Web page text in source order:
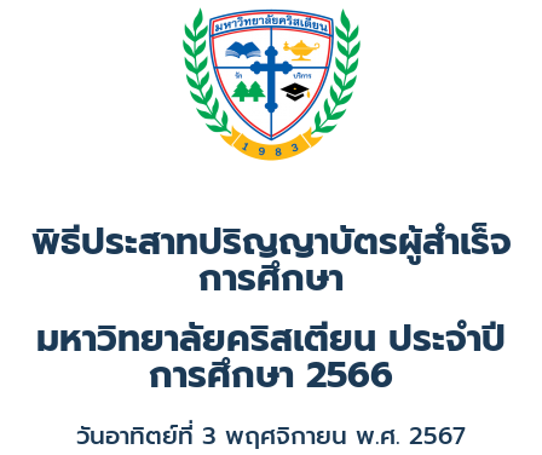
พิธีประสาทปริญญาบัตรผู้สำเร็จ
การศึกษา
มหาวิทยาลัยคริสเตียน ประจำปี
การศึกษา 2566
วันอาทิตย์ที่ 3 พฤศจิกายน พ.ศ. 2567